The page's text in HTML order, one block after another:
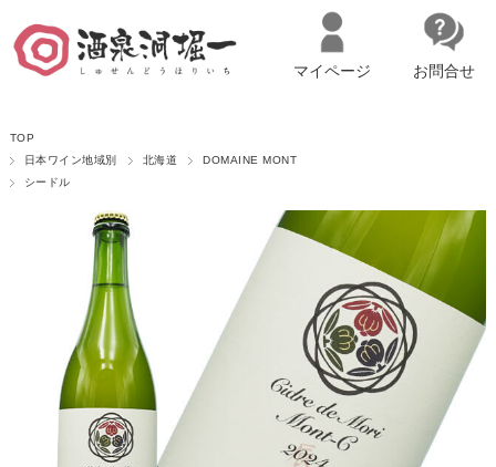
マイページ お問合せ
TOP
日本ワイン地域別
北海道
DOMAINE MONT
シードル